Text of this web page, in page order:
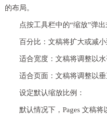
的布局。
点按工具栏中的“缩放”弹
百分比：文稿将扩大或减小
适合宽度：文稿将调整以水
适合页面：文稿将调整以垂
设定默认缩放比例：
默认情况下，Pages 文稿